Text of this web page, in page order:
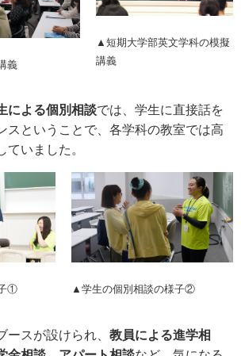
義
▲短期大学部英文学科の模擬
講義
による個別相談では、学生に直接話を
スということで、各学科の教室では高
ていました。
① ▲学生の個別相談の様子②
ースが設けられ、 教員による進学相